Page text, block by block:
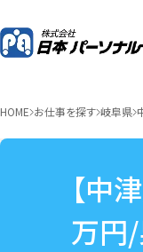
HOME お仕事を探す 岐阜県
【中
万円